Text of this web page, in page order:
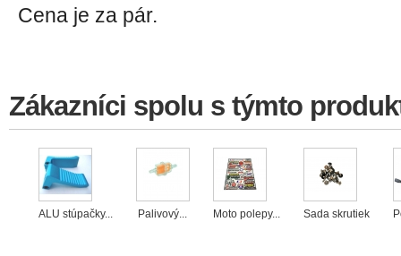
Cena je za pár.
Zákazníci spolu s týmto
ALU stúpačky... Palivový... Moto polepy... Sada skrutiek